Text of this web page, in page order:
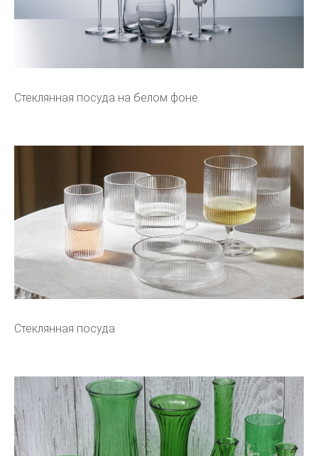
Стеклянная посуда на белом фоне
Стеклянная посуда